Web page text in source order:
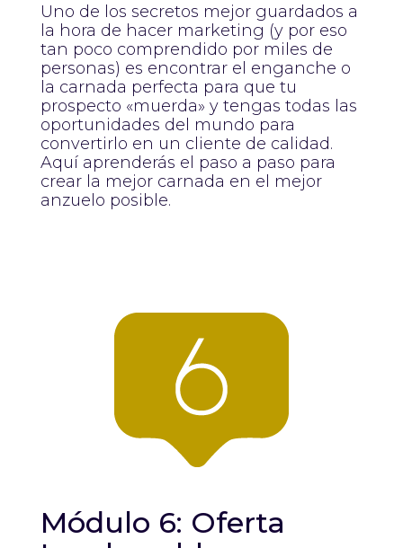
Uno de los secretos mejor guardados a
la hora de hacer marketing (y por eso
tan poco comprendido por miles de
personas) es encontrar el enganche o
la carnada perfecta para que tu
prospecto «muerda» y tengas todas las
oportunidades del mundo para
convertirlo en un cliente de calidad.
Aquí aprenderás el paso a paso para
crear la mejor carnada en el mejor
anzuelo posible.
Módulo 6: Oferta